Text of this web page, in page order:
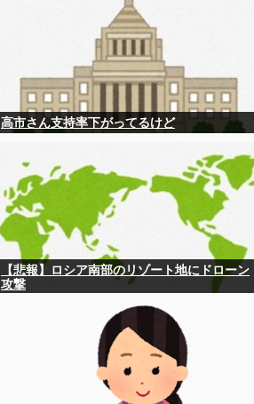
高市さん支持率下がってるけど
【悲報】ロシア南部のリゾート地にドローン
攻撃